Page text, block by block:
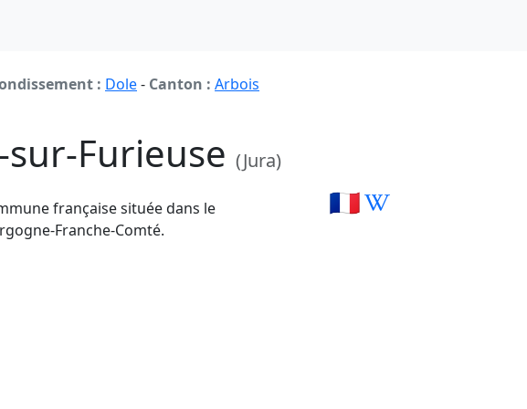
: Dole- Canton : Arbois
sur-Furieuse(Jura)
française située dans le
Franche-Comté.
🇫🇷